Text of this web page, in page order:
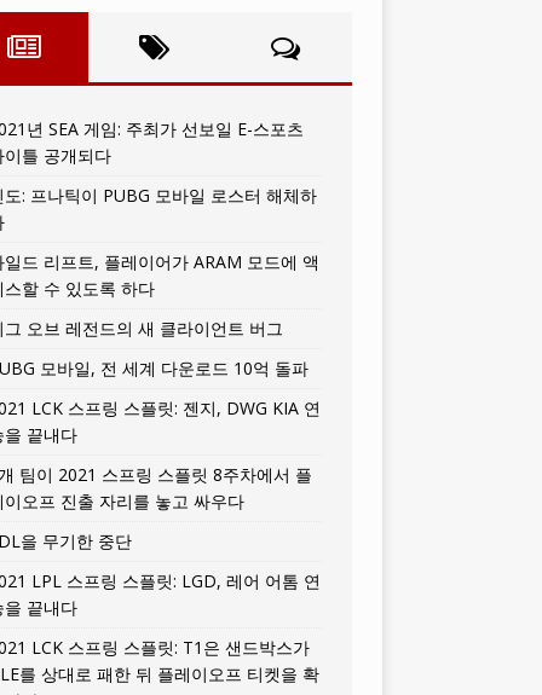
년 SEA 게임: 주최가 선보일 E-스포츠
이틀 공개되다
도: 프나틱이 PUBG 모바일 로스터 해체하
일드 리프트, 플레이어가 ARAM 모드에 액
스할 수 있도록 하다
그 오브 레전드의 새 클라이언트 버그
모바일, 전 세계 다운로드 10억 돌파
LCK 스프링 스플릿: 젠지, DWG KIA 연
을 끝내다
팀이 2021 스프링 스플릿 8주차에서 플
이오프 진출 자리를 놓고 싸우다
을 무기한 중단
LPL 스프링 스플릿: LGD, 레어 어톰 연
을 끝내다
LCK 스프링 스플릿: T1은 샌드박스가
를 상대로 패한 뒤 플레이오프 티켓을 확